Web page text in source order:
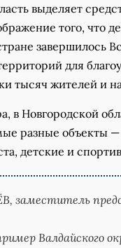
выделяет
того, что
завершилось
для
тысяч жителей и
в Новгородской
разные объекты
детские и
заместитель
Валдайского